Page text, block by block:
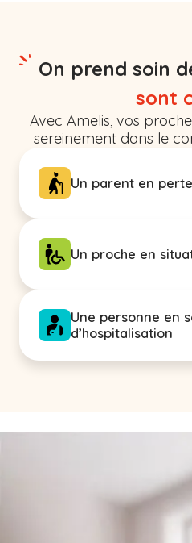
On prend soin
sont
Avec Amelis, vos
sereinement dans le
Un parent en
Un proche en
Une personne en
d’hospitalisation